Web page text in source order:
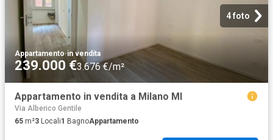
4 foto
Appartamento·in vendita
239.000 €3.676 €/m²
Appartamento in vendita a Milano MI
Via Alberico Gentile
65 m²3 Locali1 BagnoAppartamento